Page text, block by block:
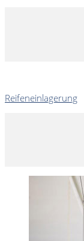
Reifeneinlagerung